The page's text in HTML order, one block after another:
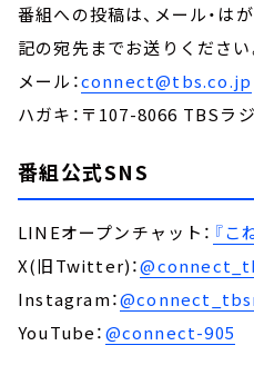
番組への投稿は、メール・は
記の宛先までお送りください
メール：connect@tbs.co.jp
ハガキ：〒107-8066 TBSラジ
番組公式SNS
LINEオープンチャット： 『こ
X(旧Twitter)：
Instagram：
YouTube：@connect-905